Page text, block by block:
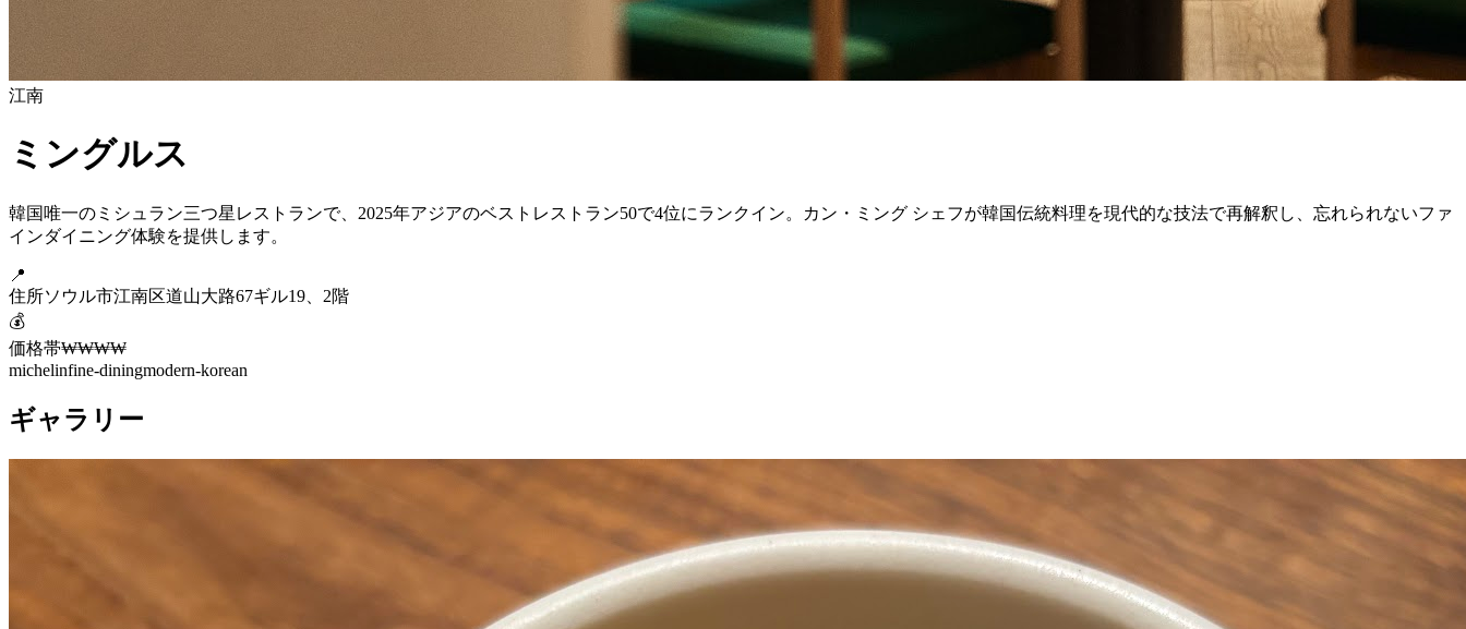
江南
ミングルス
韓国唯一のミシュラン三つ星レストランで、2025年アジアのベストレストラン50で4位にランクイン。カン・ミング シェフが韓国伝統料理を現代的な技法で再解釈し、忘れられないファ
インダイニング体験を提供します。
📍
住所ソウル市江南区道山大路67ギル19、2階
💰
価格帯₩₩₩₩
michelinfine-diningmodern-korean
ギャラリー